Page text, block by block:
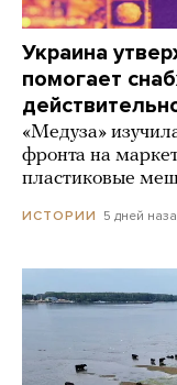
Украина
помогает
«Медуза»
фронта на
пластиковые
ИСТОРИИ 5 дней